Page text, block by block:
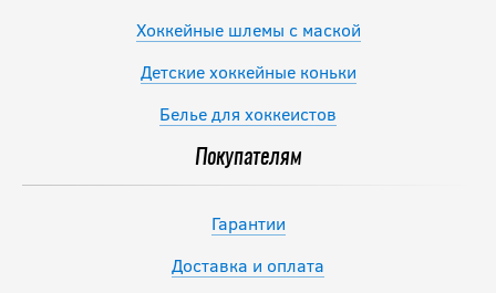
Хоккейные шлемы с маской
Детские хоккейные коньки
Белье для хоккеистов
Покупателям
Гарантии
Доставка и оплата